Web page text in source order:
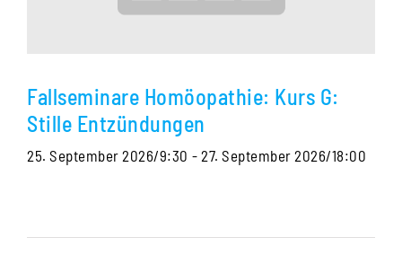
Fallseminare Homöopathie: Kurs G:
Stille Entzündungen
25. September 2026/9:30 - 27. September 2026/18:00